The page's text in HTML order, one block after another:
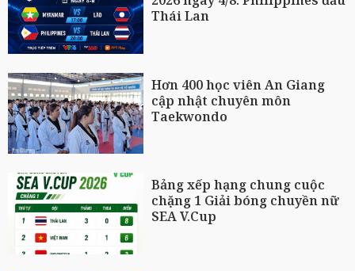
Thái Lan
Hơn 400 học viên An Giang
cập nhật chuyên môn
Taekwondo
Bảng xếp hạng chung cuộc
chặng 1 Giải bóng chuyền nữ
SEA V.Cup